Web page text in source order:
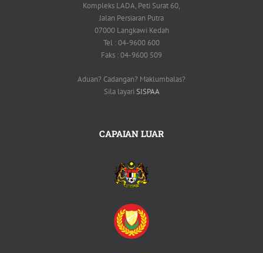
Kompleks LADA, Peti Surat 60,
Jalan Persiaran Putra
07000 Langkawi Kedah
Tel : 04-9600 600
Faks : 04-9600 509
Aduan? Cadangan? Maklumbalas?
Sila layari SISPAA
CAPAIAN LUAR